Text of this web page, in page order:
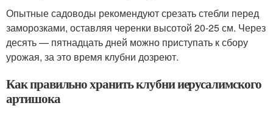
Опытные садоводы рекомендуют срезать стебли перед
заморозками, оставляя черенки высотой 20-25 см. Через
десять — пятнадцать дней можно приступать к сбору
урожая, за это время клубни дозреют.
Как правильно хранить клубни иерусалимского
артишока